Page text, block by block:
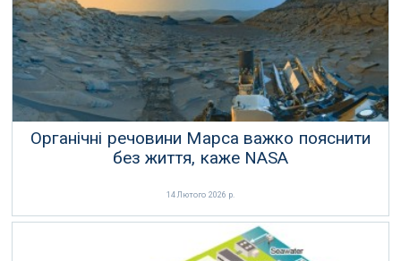
Органічні речовини Марса важко пояснити
без життя, каже NASA
14 Лютого 2026 р.